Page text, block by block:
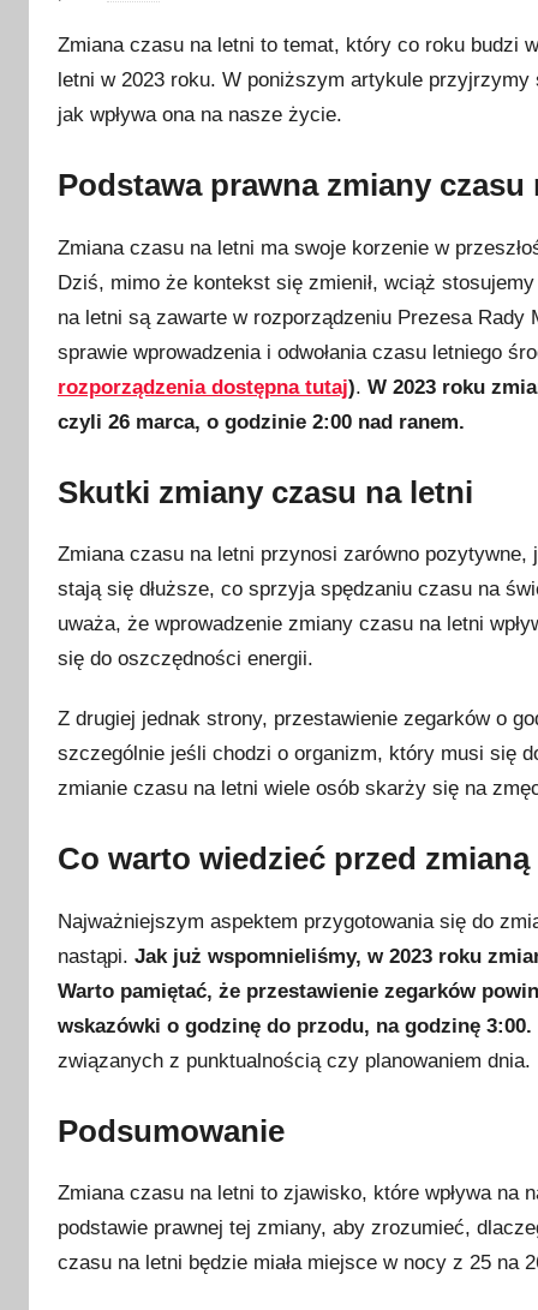
u
b
l
k
w
a
2
5
m
r
a
2
0
Zmiana czasu na letni to temat, który co roku budzi
letni w 2023 roku. W poniższym artykule
jak wpływa ona na nasze życie.
Podstawa prawna zmiany czasu
Zmiana czasu na letni ma swoje korzenie w
Dziś, mimo że kontekst się zmienił, wciąż
na letni są zawarte w rozporządzeniu Prezesa
sprawie wprowadzenia i odwołania czasu letniego
rozporządzenia dostępna tutaj). W 2023 roku
czyli 26 marca, o godzinie 2:00 nad ranem.
Skutki zmiany czasu na letni
Zmiana czasu na letni przynosi zarówno
stają się dłuższe, co sprzyja spędzaniu czasu na
uważa, że wprowadzenie zmiany czasu na letni
się do oszczędności energii.
Z drugiej jednak strony, przestawienie zegarków o
szczególnie jeśli chodzi o organizm, który musi się
zmianie czasu na letni wiele osób skarży się na
Co warto wiedzieć przed
Najważniejszym aspektem przygotowania się do
nastąpi. Jak już wspomnieliśmy, w 2023 roku
Warto pamiętać, że przestawienie zegarków
wskazówki o godzinę do przodu, na godzinę 3:00.
związanych z punktualnością czy planowaniem dnia.
Podsumowanie
Zmiana czasu na letni to zjawisko, które wpływa
podstawie prawnej tej zmiany, aby zrozumieć,
czasu na letni będzie miała miejsce w nocy z 25 na